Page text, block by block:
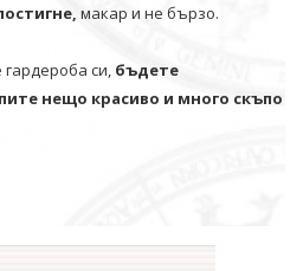
макар и не бързо.
си, бъдете
нещо красиво и много скъпо